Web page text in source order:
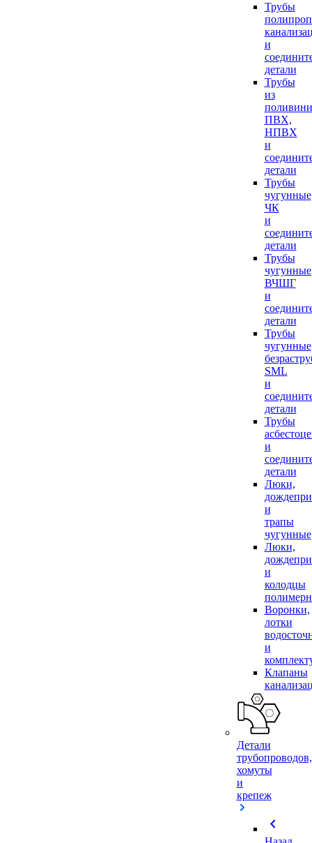
Трубы
и
детали
Трубы
из
ПВХ,
НПВХ
и
детали
Трубы
чугунные
ЧК
и
детали
Трубы
чугунные
ВЧШГ
и
детали
Трубы
чугунные
SML
и
детали
Трубы
и
детали
Люки,
и
трапы
чугунные
Люки,
и
колодцы
Воронки,
лотки
и
Клапаны
Детали
трубопроводов,
хомуты
и
крепеж
chevron_left